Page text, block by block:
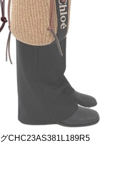
CHC23AS381L189R5